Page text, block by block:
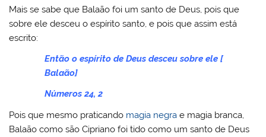
Mais se sabe que Balaão foi um santo de Deus, pois que
sobre ele desceu o espírito santo, e pois que assim está
escrito:
Então o espírito de Deus desceu sobre ele [
Balaão]
Números 24, 2
Pois que mesmo praticando magia negra e magia branca,
Balaão como são Cipriano foi tido como um santo de Deus